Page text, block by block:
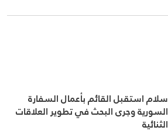
سلام استقبل القائم بأعمال السفارة
السورية وجرى البحث في تطوير العلاقات
الثنائية